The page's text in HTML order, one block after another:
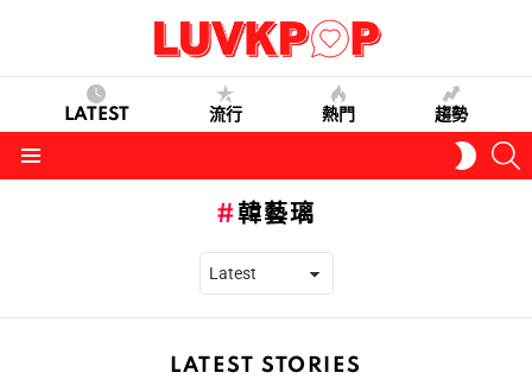
LATEST 流行 熱門 趨勢
SKIN
韓藝璃
LATEST STORIES